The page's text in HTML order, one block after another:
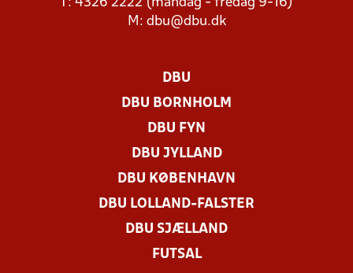
T: 4326 2222 (mandag - fredag 9-16)
M: dbu@dbu.dk
DBU
DBU BORNHOLM
DBU FYN
DBU JYLLAND
DBU KØBENHAVN
DBU LOLLAND-FALSTER
DBU SJÆLLAND
FUTSAL